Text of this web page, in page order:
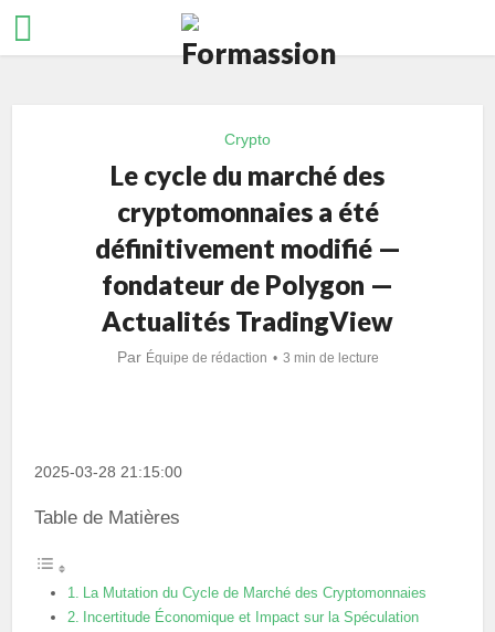
Crypto
Le cycle du marché des
cryptomonnaies a été
définitivement modifié —
fondateur de Polygon —
Actualités TradingView
Par Équipe de rédaction 3 min de lecture
2025-03-28 21:15:00
Table de Matières
La Mutation du Cycle de Marché des Cryptomonnaies
Incertitude Économique et Impact sur la Spéculation